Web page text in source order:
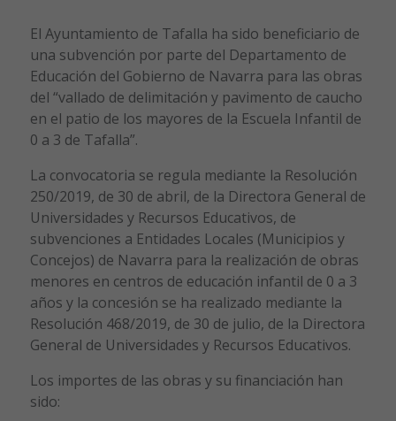
El Ayuntamiento de Tafalla ha sido beneficiario de
una subvención por parte del Departamento de
Educación del Gobierno de Navarra para las obras
del “vallado de delimitación y pavimento de caucho
en el patio de los mayores de la Escuela Infantil de
0 a 3 de Tafalla”.
La convocatoria se regula mediante la Resolución
250/2019, de 30 de abril, de la Directora General de
Universidades y Recursos Educativos, de
subvenciones a Entidades Locales (Municipios y
Concejos) de Navarra para la realización de obras
menores en centros de educación infantil de 0 a 3
años y la concesión se ha realizado mediante la
Resolución 468/2019, de 30 de julio, de la Directora
General de Universidades y Recursos Educativos.
Los importes de las obras y su financiación han
sido: